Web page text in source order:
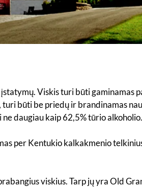
Viskis turi būti gaminamas
būti be priedų ir brandinamas
daugiau kaip 62,5% tūrio
per Kentukio kalkakmenio
viskius. Tarp jų yra Old